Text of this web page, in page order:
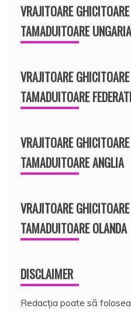
VRAJITOARE
TAMADUITOARE UNGARIA
VRAJITOARE
TAMADUITOARE
VRAJITOARE
TAMADUITOARE ANGLIA
VRAJITOARE
TAMADUITOARE OLANDA
DISCLAIMER
Redacția poate să